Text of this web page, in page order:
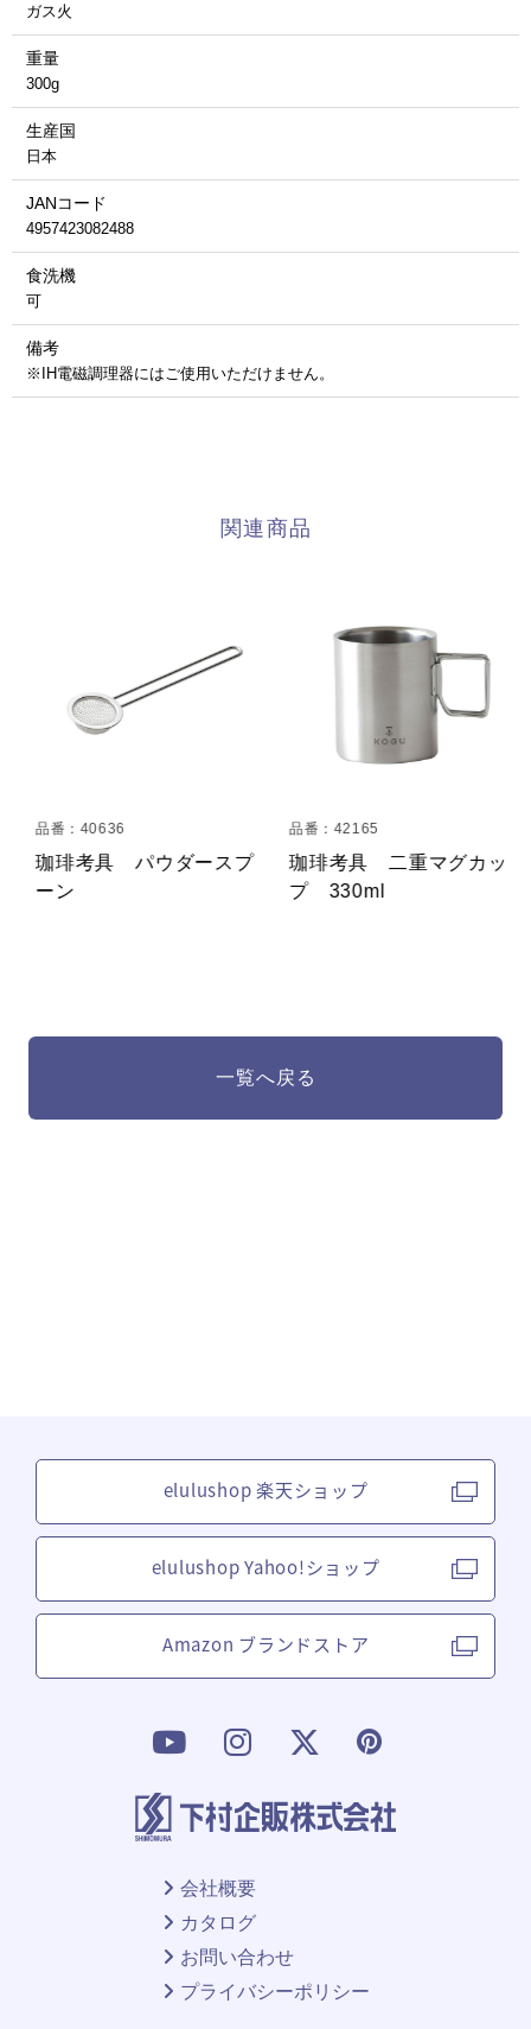
ガス火
重量
300g
生産国
日本
JANコード
4957423082488
食洗機
可
備考
※IH電磁調理器にはご使用いただけません。
関連商品
珈琲考具 パウダースプ
ーン
品番：40636
珈琲考具 二重マグカッ
プ 330ml
品番：42165
一覧へ戻る
elulushop 楽天ショップ
elulushop Yahoo!ショップ
Amazon ブランドストア
会社概要
カタログ
お問い合わせ
プライバシーポリシー